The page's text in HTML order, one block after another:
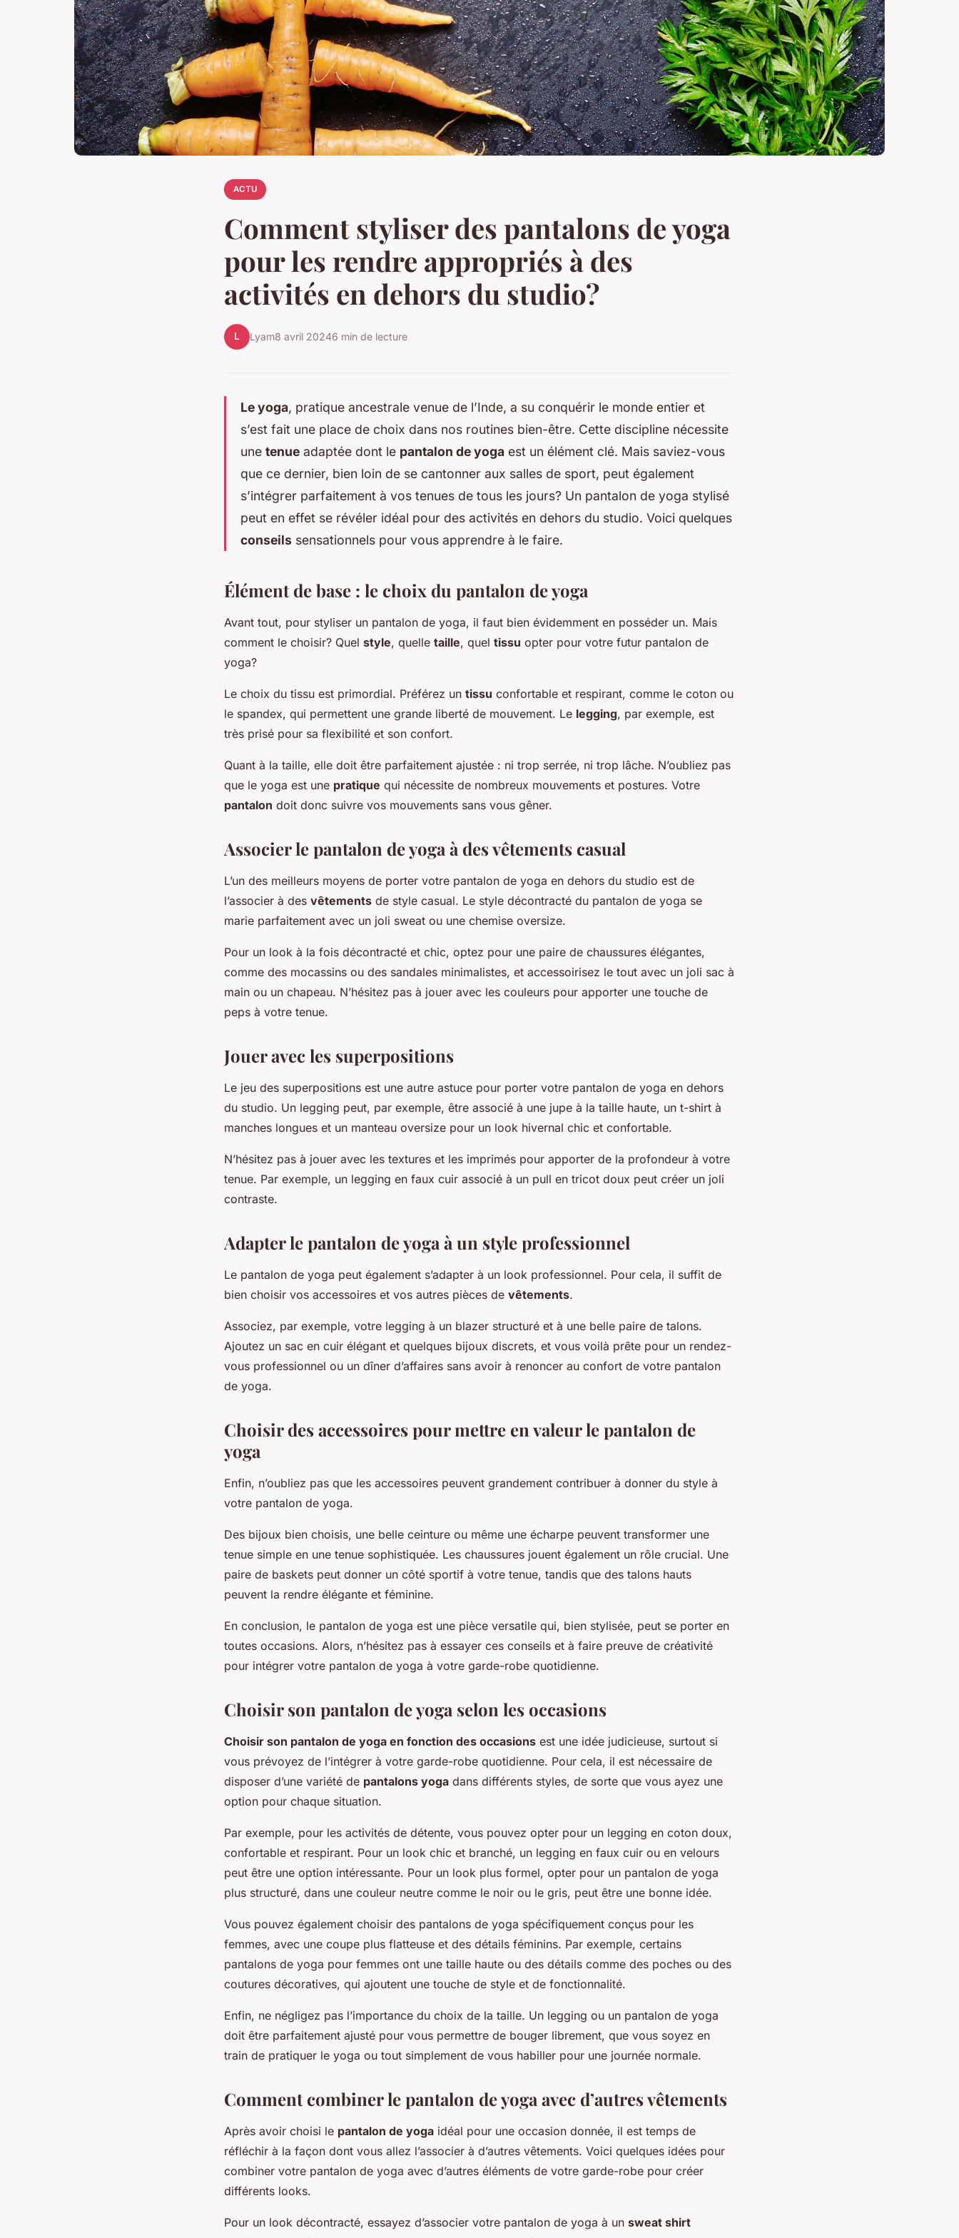
ACTU
Comment styliser des pantalons de yoga
pour les rendre appropriés à des
activités en dehors du studio?
L Lyam8 avril 20246 min de lecture
Le yoga, pratique ancestrale venue de l’Inde, a su conquérir le monde entier et
s’est fait une place de choix dans nos routines bien-être. Cette discipline nécessite
une tenue adaptée dont le pantalon de yoga est un élément clé. Mais saviez-vous
que ce dernier, bien loin de se cantonner aux salles de sport, peut également
s’intégrer parfaitement à vos tenues de tous les jours? Un pantalon de yoga stylisé
peut en effet se révéler idéal pour des activités en dehors du studio. Voici quelques
conseils sensationnels pour vous apprendre à le faire.
Élément de base : le choix du pantalon de yoga
Avant tout, pour styliser un pantalon de yoga, il faut bien évidemment en posséder un. Mais
comment le choisir? Quel style, quelle taille, quel tissu opter pour votre futur pantalon de
yoga?
Le choix du tissu est primordial. Préférez un tissu confortable et respirant, comme le coton ou
le spandex, qui permettent une grande liberté de mouvement. Le legging, par exemple, est
très prisé pour sa flexibilité et son confort.
Quant à la taille, elle doit être parfaitement ajustée : ni trop serrée, ni trop lâche. N’oubliez pas
que le yoga est une pratique qui nécessite de nombreux mouvements et postures. Votre
pantalon doit donc suivre vos mouvements sans vous gêner.
Associer le pantalon de yoga à des vêtements casual
L’un des meilleurs moyens de porter votre pantalon de yoga en dehors du studio est de
l’associer à des vêtements de style casual. Le style décontracté du pantalon de yoga se
marie parfaitement avec un joli sweat ou une chemise oversize.
Pour un look à la fois décontracté et chic, optez pour une paire de chaussures élégantes,
comme des mocassins ou des sandales minimalistes, et accessoirisez le tout avec un joli sac à
main ou un chapeau. N’hésitez pas à jouer avec les couleurs pour apporter une touche de
peps à votre tenue.
Jouer avec les superpositions
Le jeu des superpositions est une autre astuce pour porter votre pantalon de yoga en dehors
du studio. Un legging peut, par exemple, être associé à une jupe à la taille haute, un t-shirt à
manches longues et un manteau oversize pour un look hivernal chic et confortable.
N’hésitez pas à jouer avec les textures et les imprimés pour apporter de la profondeur à votre
tenue. Par exemple, un legging en faux cuir associé à un pull en tricot doux peut créer un joli
contraste.
Adapter le pantalon de yoga à un style professionnel
Le pantalon de yoga peut également s’adapter à un look professionnel. Pour cela, il suffit de
bien choisir vos accessoires et vos autres pièces de vêtements.
Associez, par exemple, votre legging à un blazer structuré et à une belle paire de talons.
Ajoutez un sac en cuir élégant et quelques bijoux discrets, et vous voilà prête pour un rendez-
vous professionnel ou un dîner d’affaires sans avoir à renoncer au confort de votre pantalon
de yoga.
Choisir des accessoires pour mettre en valeur le pantalon de
yoga
Enfin, n’oubliez pas que les accessoires peuvent grandement contribuer à donner du style à
votre pantalon de yoga.
Des bijoux bien choisis, une belle ceinture ou même une écharpe peuvent transformer une
tenue simple en une tenue sophistiquée. Les chaussures jouent également un rôle crucial. Une
paire de baskets peut donner un côté sportif à votre tenue, tandis que des talons hauts
peuvent la rendre élégante et féminine.
En conclusion, le pantalon de yoga est une pièce versatile qui, bien stylisée, peut se porter en
toutes occasions. Alors, n’hésitez pas à essayer ces conseils et à faire preuve de créativité
pour intégrer votre pantalon de yoga à votre garde-robe quotidienne.
Choisir son pantalon de yoga selon les occasions
Choisir son pantalon de yoga en fonction des occasions est une idée judicieuse, surtout si
vous prévoyez de l’intégrer à votre garde-robe quotidienne. Pour cela, il est nécessaire de
disposer d’une variété de pantalons yoga dans différents styles, de sorte que vous ayez une
option pour chaque situation.
Par exemple, pour les activités de détente, vous pouvez opter pour un legging en coton doux,
confortable et respirant. Pour un look chic et branché, un legging en faux cuir ou en velours
peut être une option intéressante. Pour un look plus formel, opter pour un pantalon de yoga
plus structuré, dans une couleur neutre comme le noir ou le gris, peut être une bonne idée.
Vous pouvez également choisir des pantalons de yoga spécifiquement conçus pour les
femmes, avec une coupe plus flatteuse et des détails féminins. Par exemple, certains
pantalons de yoga pour femmes ont une taille haute ou des détails comme des poches ou des
coutures décoratives, qui ajoutent une touche de style et de fonctionnalité.
Enfin, ne négligez pas l’importance du choix de la taille. Un legging ou un pantalon de yoga
doit être parfaitement ajusté pour vous permettre de bouger librement, que vous soyez en
train de pratiquer le yoga ou tout simplement de vous habiller pour une journée normale.
Comment combiner le pantalon de yoga avec d’autres vêtements
Après avoir choisi le pantalon de yoga idéal pour une occasion donnée, il est temps de
réfléchir à la façon dont vous allez l’associer à d’autres vêtements. Voici quelques idées pour
combiner votre pantalon de yoga avec d’autres éléments de votre garde-robe pour créer
différents looks.
Pour un look décontracté, essayez d’associer votre pantalon de yoga à un sweat shirt